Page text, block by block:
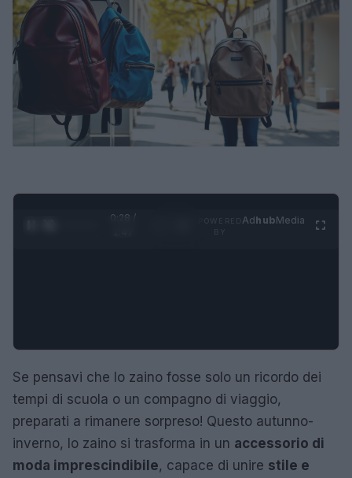
0:29 /
AdhubMedia
Se pensavi che lo zaino fosse solo un ricordo dei
tempi di scuola o un compagno di viaggio,
preparati a rimanere sorpreso! Questo autunno-
inverno, lo zaino si trasforma in un accessorio di
moda imprescindibile, capace di unire stile e